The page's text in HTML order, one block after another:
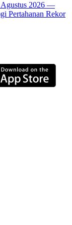
Agustus 2026 —
Pertahanan Rekor